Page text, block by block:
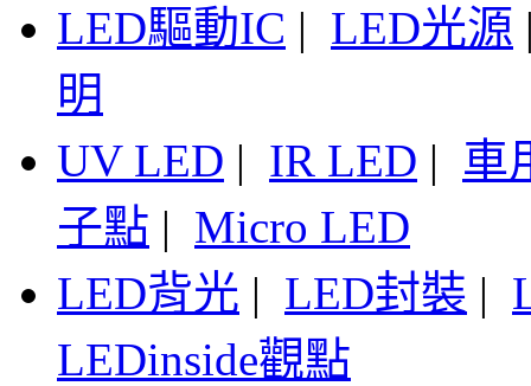
LED驅動IC | LED光源
明
UV LED | IR LED | 車
子點 | Micro LED
LED背光 | LED封裝 |
LEDinside觀點